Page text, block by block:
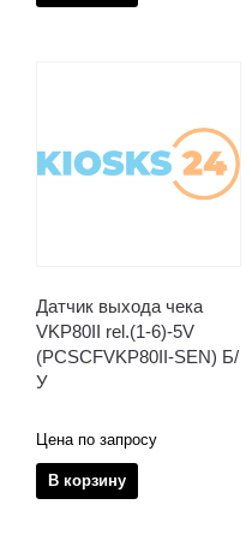
Датчик выхода чека
VKP80II rel.(1-6)-5V
(PCSCFVKP80II-SEN) Б/
У
Цена по запросу
В корзину